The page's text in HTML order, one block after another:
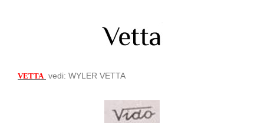
VETTA vedi: WYLER VETTA